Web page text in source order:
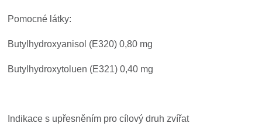
Pomocné látky:
Butylhydroxyanisol (E320) 0,80 mg
Butylhydroxytoluen (E321) 0,40 mg
Indikace s upřesněním pro cílový druh zvířat